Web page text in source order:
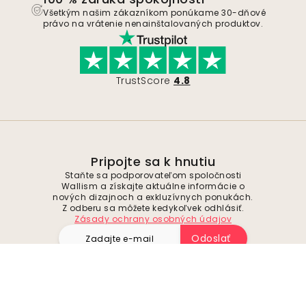
Všetkým našim zákazníkom ponúkame 30-dňové
právo na vrátenie nenainštalovaných produktov.
TrustScore 4.8
Pripojte sa k hnutiu
Staňte sa podporovateľom spoločnosti
Wallism a získajte aktuálne informácie o
nových dizajnoch a exkluzívnych ponukách.
Z odberu sa môžete kedykoľvek odhlásiť.
Zásady ochrany osobných údajov
Odoslať